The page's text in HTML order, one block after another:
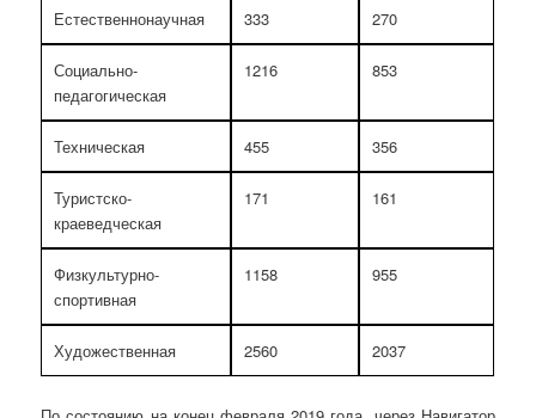
Естественнонаучная 333 270
Социально-
педагогическая
1216 853
Техническая 455 356
Туристско-
краеведческая
171 161
Физкультурно-
спортивная
1158 955
Художественная 2560 2037